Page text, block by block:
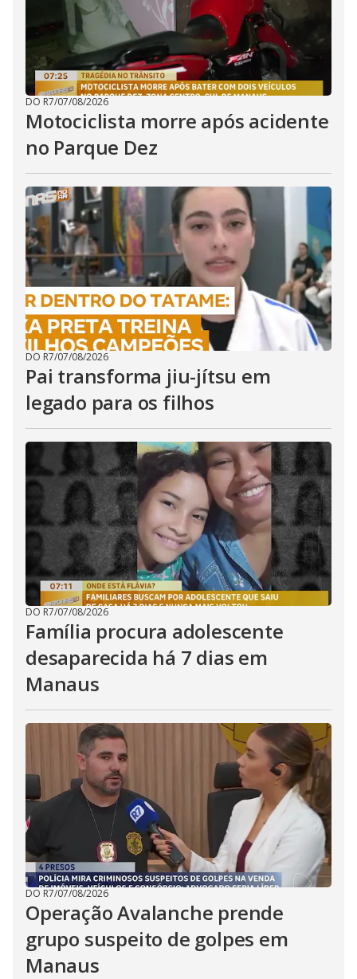
DO R7/07/08/2026
Motociclista morre após acidente
no Parque Dez
DO R7/07/08/2026
Pai transforma jiu-jítsu em
legado para os filhos
DO R7/07/08/2026
Família procura adolescente
desaparecida há 7 dias em
Manaus
DO R7/07/08/2026
Operação Avalanche prende
grupo suspeito de golpes em
Manaus